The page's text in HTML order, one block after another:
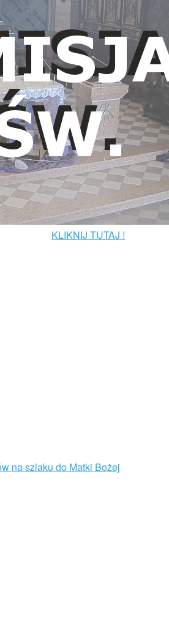
KLIKNIJ TUTAJ !
na szlaku do Matki Bożej